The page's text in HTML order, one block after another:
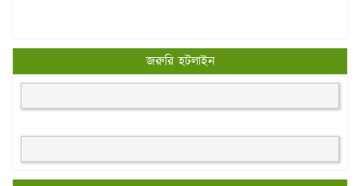
জরুরি হটলাইন